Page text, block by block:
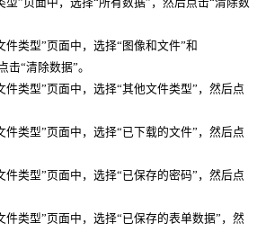
件类型”页面中，选择“图像和文件”和
击“清除数据”。
件类型”页面中，选择“其他文件类型”，然后点
件类型”页面中，选择“已下载的文件”，然后点
件类型”页面中，选择“已保存的密码”，然后点
件类型”页面中，选择“已保存的表单数据”，然